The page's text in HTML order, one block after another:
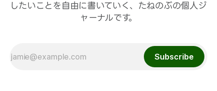
したいことを自由に書いていく、たねのぶの個人ジ
ャーナルです。
Subscribe